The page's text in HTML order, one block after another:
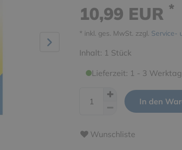
10,99 EUR *
* inkl. ges. MwSt. zzgl. Service-
Inhalt: 1 Stück
Lieferzeit: 1 - 3
In den
Wunschliste